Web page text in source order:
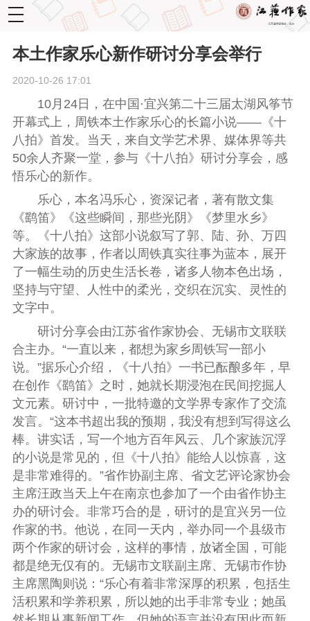
toggle
navigation
本土作家乐心新作研讨分享会举行
2020-10-26 17:01
10月 24日，在中国·宜兴第二十三届太湖风筝节
开幕式上，周铁本土作家乐心的长篇小说——《十
八拍》首发。当天，来自文学艺术界、媒体界等共
50余人齐聚一堂，参与《十八拍》研讨分享会，感
悟乐心的新作。
乐心，本名冯乐心，资深记者，著有散文集
《鹞笛》《这些瞬间，那些光阴》《梦里水乡》
等。《十八拍》这部小说叙写了郭、陆、孙、万四
大家族的故事，作者以周铁真实往事为蓝本，展开
了一幅生动的历史生活长卷，诸多人物本色出场，
坚持与守望、人性中的柔光，交织在沉实、灵性的
文字中。
研讨分享会由江苏省作家协会、无锡市文联联
合主办。“一直以来，都想为家乡周铁写一部小
说。”据乐心介绍，《十八拍》一书已酝酿多年，早
在创作《鹞笛》之时，她就长期浸泡在民间挖掘人
文元素。研讨中，一批特邀的文学界专家作了交流
发言。“这本书超出我的预期，我没有想到写得这么
棒。讲实话，写一个地方百年风云、几个家族沉浮
的小说是常见的，但《十八拍》能给人以惊喜，这
是非常难得的。”省作协副主席、省文艺评论家协会
主席汪政当天上午在南京也参加了一个由省作协主
办的研讨会。非常巧合的是，研讨的是宜兴另一位
作家的书。他说，在同一天内，举办同一个县级市
两个作家的研讨会，这样的事情，放诸全国，可能
都是绝无仅有的。无锡市文联副主席、无锡市作协
主席黑陶则说：“乐心有着非常深厚的积累，包括生
活积累和学养积累，所以她的出手非常专业；她虽